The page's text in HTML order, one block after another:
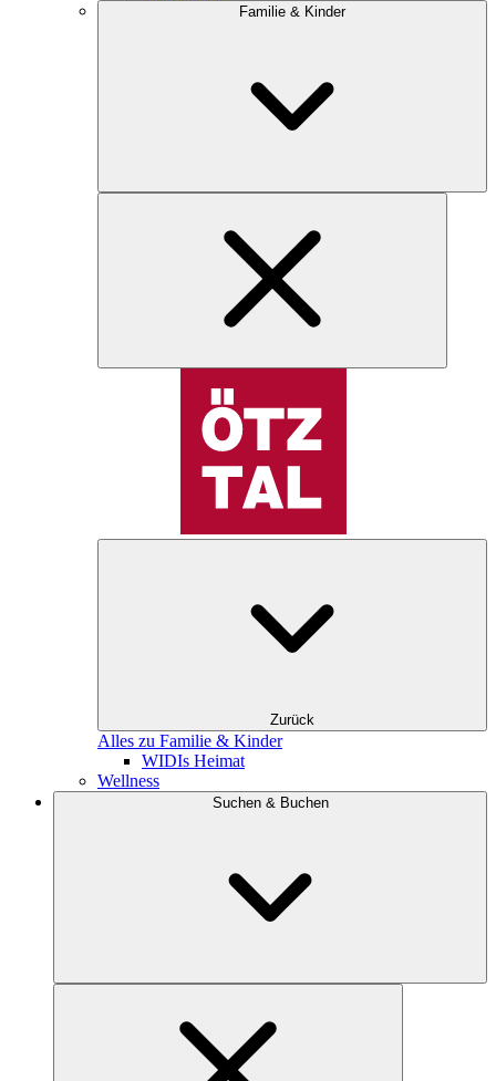
Familie & Kinder
Zurück
Alles zu Familie & Kinder
WIDIs Heimat
Wellness
Suchen & Buchen